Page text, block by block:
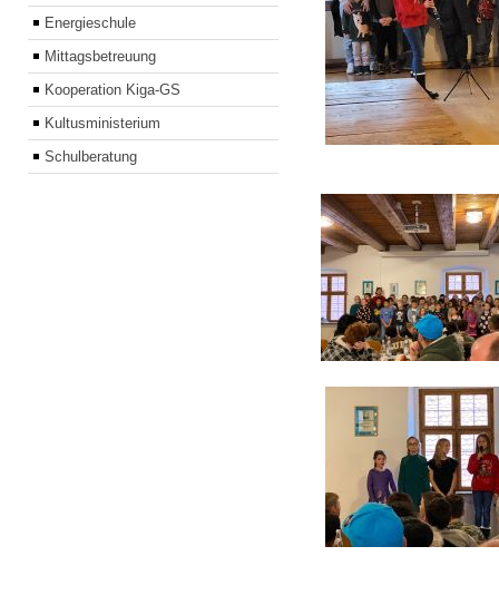
Energieschule
Mittagsbetreuung
Kooperation Kiga-GS
Kultusministerium
Schulberatung